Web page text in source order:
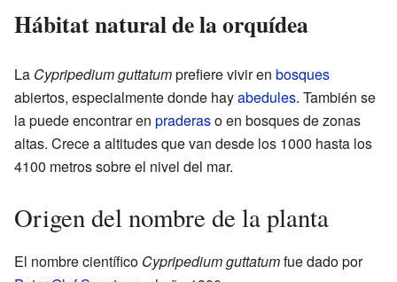
Hábitat natural de la orquídea
La Cypripedium guttatumprefiere vivir en bosques
abiertos, especialmente donde hayabedules. También se
la puede encontrar en praderaso en bosques de zonas
altas. Crece a altitudes que van desde los 1000 hasta los
4100 metros sobre el nivel del mar.
Origen del nombre de la planta
El nombre científico Cypripedium guttatumfue dado por